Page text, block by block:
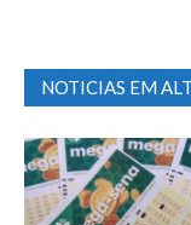
NOTICIAS EM